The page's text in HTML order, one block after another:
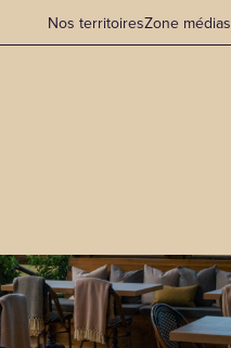
Nos territoiresZone médias